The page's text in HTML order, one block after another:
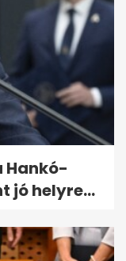
Hankó-
jó helyre...